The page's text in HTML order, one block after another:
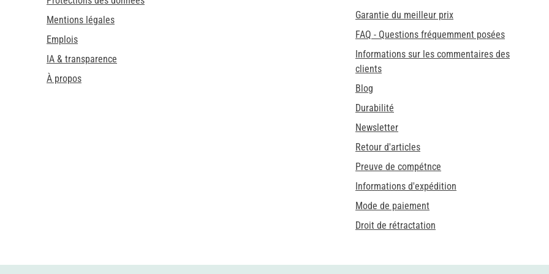
Mentions légales
Emplois
IA & transparence
À propos
Garantie du meilleur prix
FAQ - Questions fréquemment posées
Informations sur les commentaires des
clients
Blog
Durabilité
Newsletter
Retour d'articles
Preuve de compétnce
Informations d'expédition
Mode de paiement
Droit de rétractation